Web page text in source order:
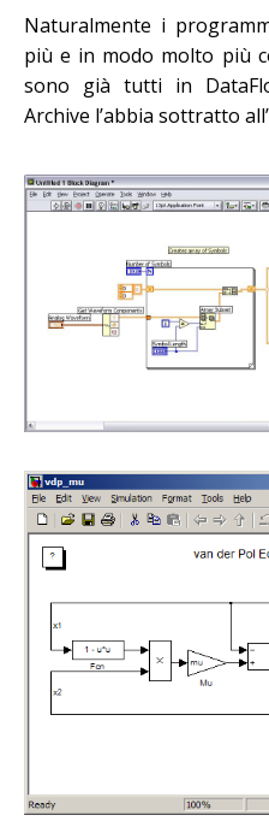
Naturalmente i
più e in modo molto più
sono già tutti in
Archive l’abbia sottratto